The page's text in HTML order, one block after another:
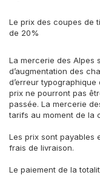
Le prix des coupes de
de 20%
La mercerie des Alpes
d’augmentation des
d’erreur typographique
prix ne pourront pas
passée. La mercerie
tarifs au moment de la
Les prix sont payables
frais de livraison.
Le paiement de la